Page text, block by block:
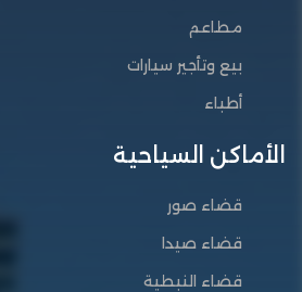
مطاعم
بيع وتأجير سيارات
أطباء
الأماكن السياحية
قضاء صور
قضاء صيدا
قضاء النبطية